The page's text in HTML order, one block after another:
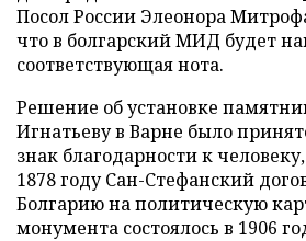
Посол России Элеонора
что в болгарский МИД будет
соответствующая нота.
Решение об установке
Игнатьеву в Варне было
знак благодарности к
1878 году Сан-Стефанский
Болгарию на политическую
монумента состоялось в 1906